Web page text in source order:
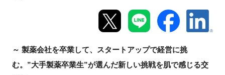
新規登録
～ 製薬会社を卒業して、スタートアップで経営に挑
む。”大手製薬卒業生”が選んだ新しい挑戦を肌で感じる交